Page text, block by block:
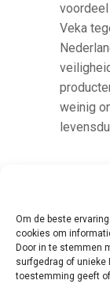
Om de beste
cookies om
Door in te stemmen
surfgedrag of unieke
toestemming geeft
Veka
weinig